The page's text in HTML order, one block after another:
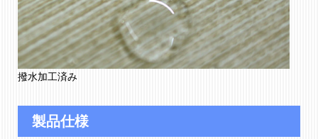
撥水加工済み
製品仕様